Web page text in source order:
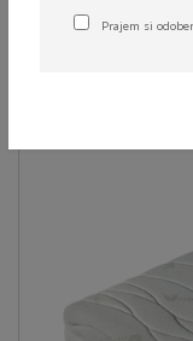
Novinka Akcia
Prajem si